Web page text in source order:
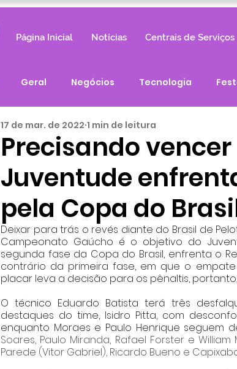
Página Inicial Notícias Centrais de Serviços
Geral Negócios Tecnologia
Precisando
Juventude
pela Copa do
17 de mar. de 2022 1 min de leitura
Deixar para trás o revés diante do Brasil de
Campeonato Gaúcho é o objetivo do
segunda fase da Copa do Brasil, enfrenta o
contrário da primeira fase, em que o
placar leva a decisão para os pênaltis,
O técnico Eduardo Batista terá três
destaques do time, Isidro Pitta, com
enquanto Moraes e Paulo Henrique seguem
Soares, Paulo Miranda, Rafael Forster e
Parede (Vitor Gabriel), Ricardo Bueno e